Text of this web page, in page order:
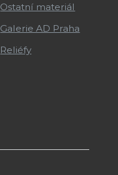
Ostatní materiál
Galerie AD Praha
Reliéfy